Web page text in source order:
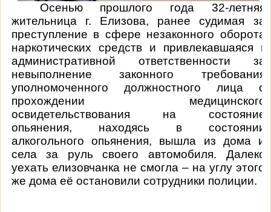
Осенью прошлого года 32-летняя
жительница г. Елизова, ранее судимая за
преступление в сфере незаконного оборота
наркотических средств и привлекавшаяся к
административной ответственности за
невыполнение законного требования
уполномоченного должностного лица о
прохождении медицинского
освидетельствования на состояние
опьянения, находясь в состоянии
алкогольного опьянения, вышла из дома и
села за руль своего автомобиля. Далеко
уехать елизовчанка не смогла – на углу этого
же дома её остановили сотрудники полиции.